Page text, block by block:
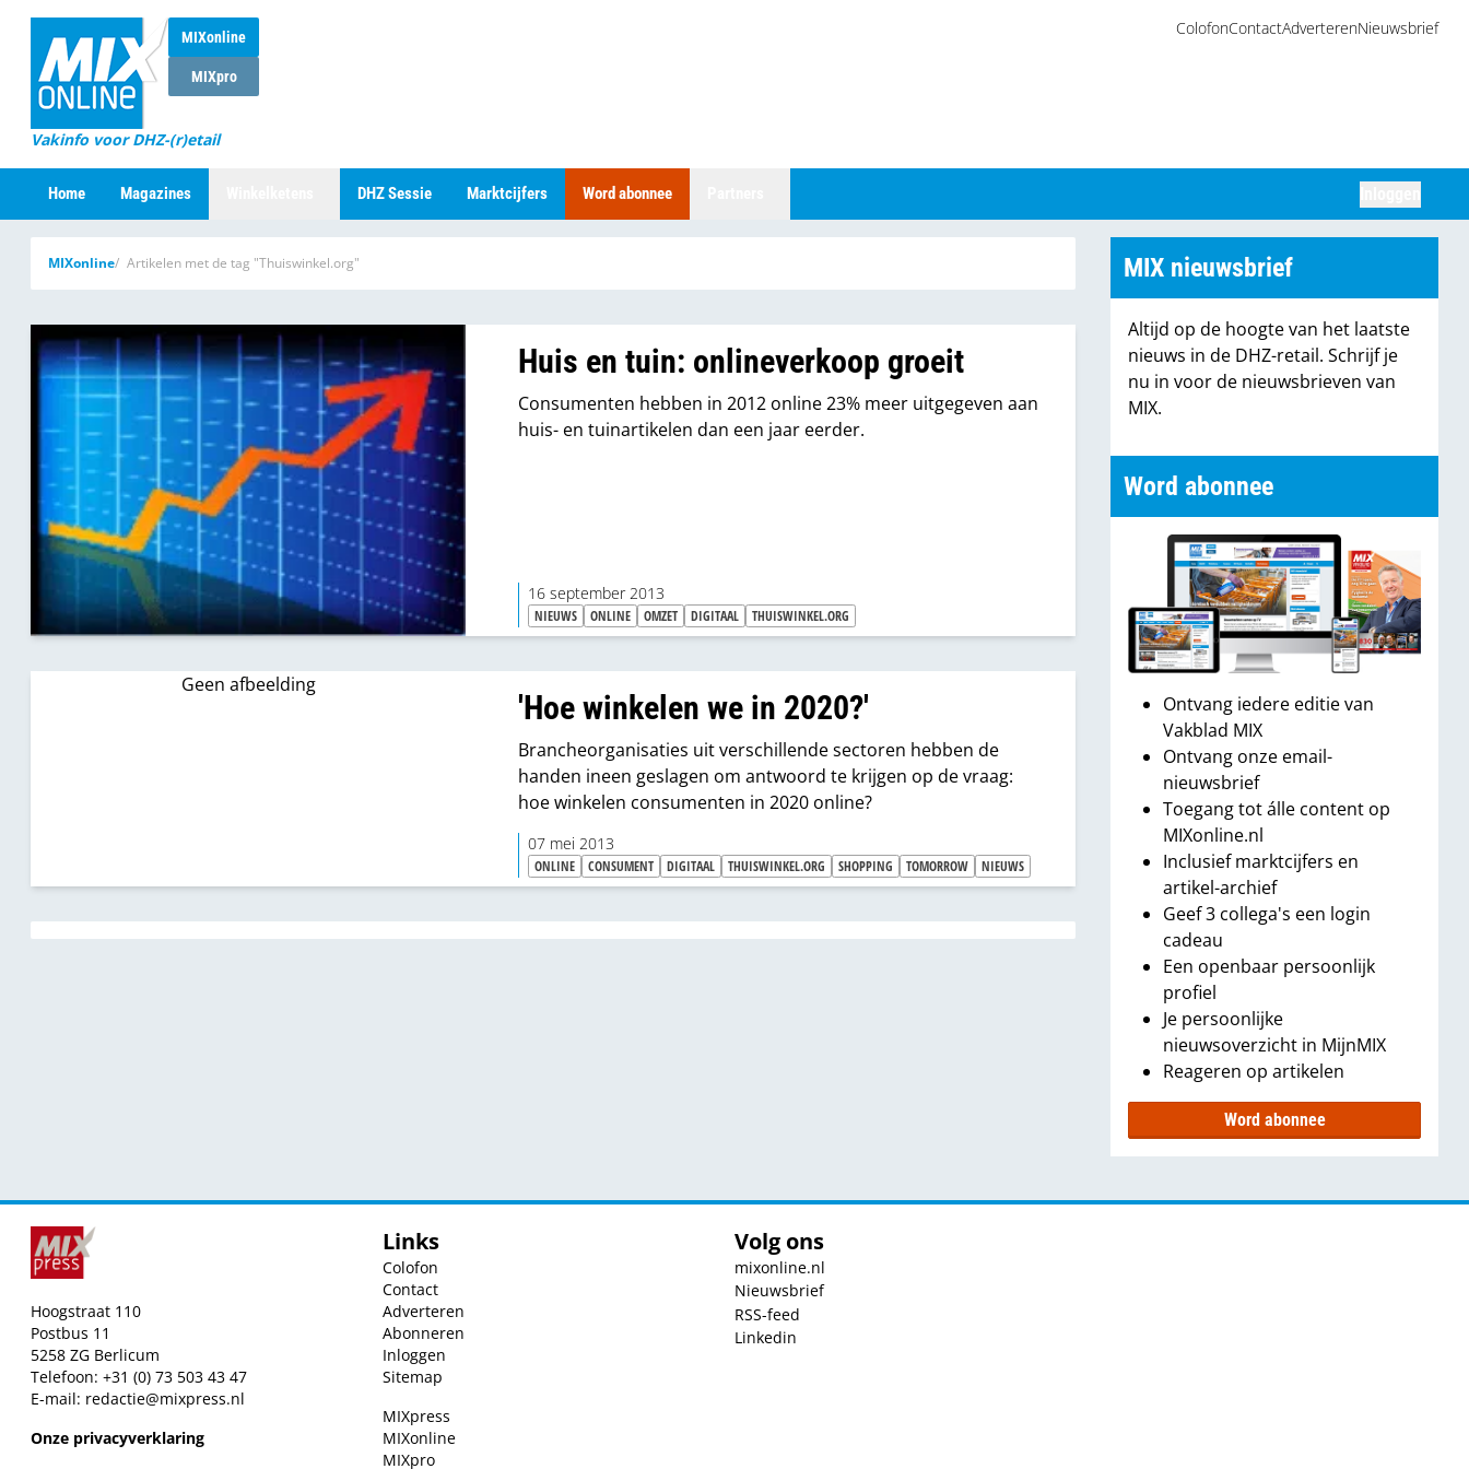
MIXonline
MIXpro
Vakinfo voor DHZ-(r)etail
ColofonContactAdverterenNieuwsbrief
Home Magazines DHZ Sessie Marktcijfers Word abonnee
MIXonline Artikelen met de tag "Thuiswinkel.org"
Huis en tuin: onlineverkoop groeit
Consumenten hebben in 2012 online 23% meer uitgegeven aan
huis- en tuinartikelen dan een jaar eerder.
16 september 2013
NIEUWS ONLINE OMZET DIGITAAL THUISWINKEL.ORG
Geen afbeelding
'Hoe winkelen we in 2020?'
Brancheorganisaties uit verschillende sectoren hebben de
handen ineen geslagen om antwoord te krijgen op de vraag:
hoe winkelen consumenten in 2020 online?
07 mei 2013
ONLINE CONSUMENT DIGITAAL THUISWINKEL.ORG SHOPPING TOMORROW NIEUWS
MIX nieuwsbrief
Altijd op de hoogte van het laatste
nieuws in de DHZ-retail. Schrijf je
nu in voor de nieuwsbrieven van
MIX.
Word abonnee
Ontvang iedere editie van
Vakblad MIX
Ontvang onze email-
nieuwsbrief
Toegang tot álle content op
MIXonline.nl
Inclusief marktcijfers en
artikel-archief
Geef 3 collega's een login
cadeau
Een openbaar persoonlijk
profiel
Je persoonlijke
nieuwsoverzicht in MijnMIX
Reageren op artikelen
Word abonnee
Hoogstraat 110
Postbus 11
5258 ZG Berlicum
Telefoon: +31 (0) 73 503 43 47
E-mail: redactie@mixpress.nl
Onze privacyverklaring
Links
Colofon
Contact
Adverteren
Abonneren
Inloggen
Sitemap
MIXpress
MIXonline
MIXpro
Volg ons
mixonline.nl
Nieuwsbrief
RSS-feed
Linkedin